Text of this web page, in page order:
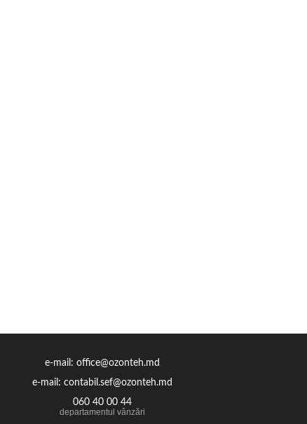
e-mail: office@ozonteh.md
e-mail: contabil.sef@ozonteh.md
060 40 00 44
departamentul vânzări